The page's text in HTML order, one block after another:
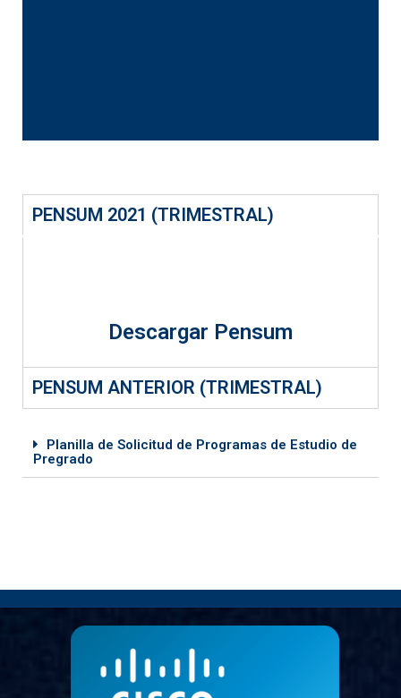
PENSUM 2021 (TRIMESTRAL)
Descargar Pensum
PENSUM ANTERIOR (TRIMESTRAL)
Planilla de Solicitud de Programas de Estudio de
Pregrado